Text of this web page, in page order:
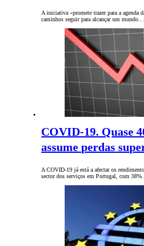
A iniciativa «promete trazer para a agenda
caminhos seguir para alcançar um mundo…
COVID-19. Quase
assume perdas
A COVID-19 já está a afectar os
sector dos serviços em Portugal, com